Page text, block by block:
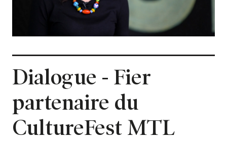
Dialogue - Fier
partenaire du
CultureFest MTL